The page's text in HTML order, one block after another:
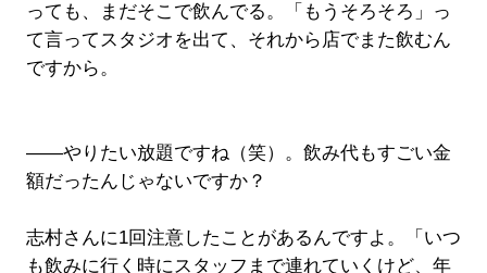
っても、まだそこで飲んでる。「もうそろそろ」っ
て言ってスタジオを出て、それから店でまた飲むん
ですから。
――やりたい放題ですね（笑）。飲み代もすごい金
額だったんじゃないですか？
志村さんに1回注意したことがあるんですよ。「いつ
も飲みに行く時にスタッフまで連れていくけど、年